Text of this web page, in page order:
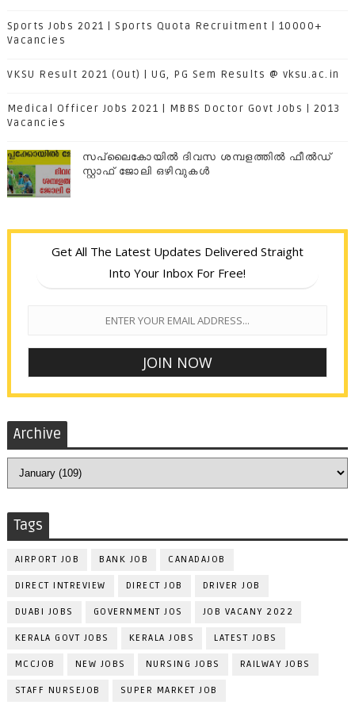
Sports Jobs 2021 | Sports Quota Recruitment | 10000+
Vacancies
VKSU Result 2021 (Out) | UG, PG Sem Results @ vksu.ac.in
Medical Officer Jobs 2021 | MBBS Doctor Govt Jobs | 2013
Vacancies
സപ്ലൈകോയില്‍ ദിവസ ശമ്പളത്തിൽ ഫീല്‍ഡ്
സ്റ്റാഫ് ജോലി ഒഴിവുകൾ
Get All The Latest Updates Delivered Straight
Into Your Inbox For Free!
Archive
Tags
AIRPORT JOB BANK JOB CANADAJOB
DIRECT INTREVIEW DIRECT JOB DRIVER JOB
DUABI JOBS GOVERNMENT JOS JOB VACANY 2022
KERALA GOVT JOBS KERALA JOBS LATEST JOBS
MCCJOB NEW JOBS NURSING JOBS RAILWAY JOBS
STAFF NURSEJOB SUPER MARKET JOB